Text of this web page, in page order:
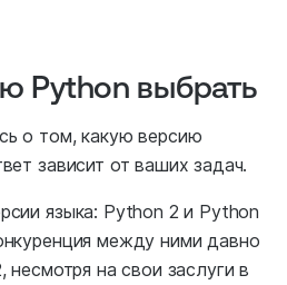
Python выбрать
о том, какую версию
зависит от ваших задач.
языка: Python 2 и Python
между ними давно
несмотря на свои заслуги в